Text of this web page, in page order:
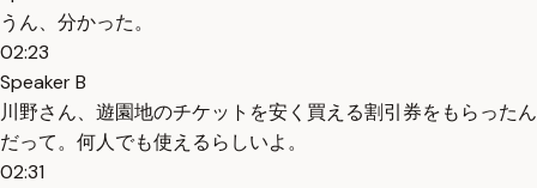
うん、分かった。
02:23
Speaker B
川野さん、遊園地のチケットを安く買える割引券をもらったん
だって。何人でも使えるらしいよ。
02:31